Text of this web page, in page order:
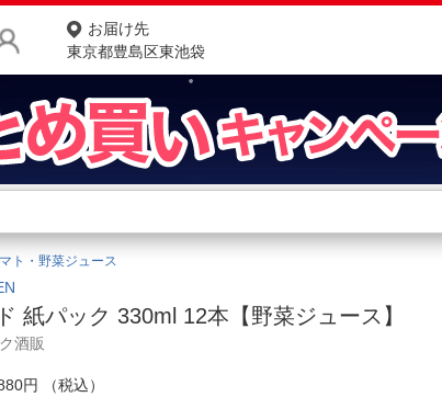
お届け先
東京都豊島区東池袋
商品をさがす
ランキングからさがす
マト・野菜ジュース
紙パック 330ml 12本【野菜ジュース】
酒販
円
（税込）